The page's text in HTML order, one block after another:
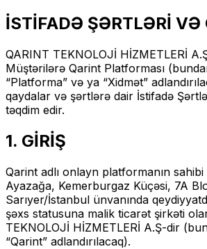
İSTİFADƏ ŞƏRTLƏRİ VƏ
QARINT TEKNOLOJİ HİZMETLERİ
Müştərilərə Qarint Platforması
“Platforma” və ya “Xidmət”
qaydalar və şərtlərə dair İstifadə
təqdim edir.
1. GİRİŞ
Qarint adlı onlayn platformanın
Ayazağa, Kemerburgaz Küçəsi, 7A
Sarıyer/İstanbul ünvanında
şəxs statusuna malik ticarət şirkəti
TEKNOLOJİ HİZMETLERİ A.Ş-dir
“Qarint” adlandırılacaq).